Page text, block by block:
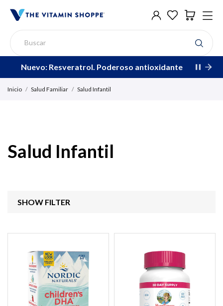
Nuevo: Resveratrol. Poderoso antioxidante
Inicio Salud Familiar Salud Infantil
Salud Infantil
SHOW FILTER